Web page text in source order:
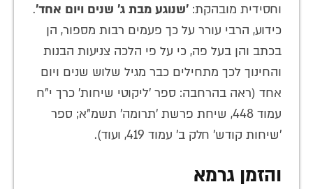
וחסידית מובהקת: 'שנוגע מבת ג' שנים ויום אחד'.
כידוע, הרבי עורר על כך פעמים רבות מספור, הן
בכתב והן בעל פה, כי על פי הלכה צניעות הבנות
והחינוך לכך מתחילים כבר מגיל שלוש שנים ויום
אחד (ראה בהרחבה: ספר 'ליקוטי שיחות' כרך י"ח
עמוד 448, שיחת פרשת 'תרומה' תשמ"א; ספר
'שיחות קודש' חלק ב' עמוד 419, ועוד).
והזמן גרמא